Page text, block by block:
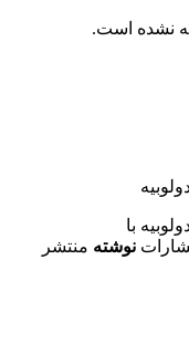
نشده است.
دولوبیه با
نوشته منتشر